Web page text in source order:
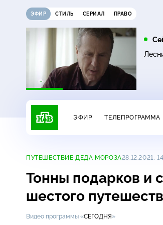
ЭФИР СТИЛЬ СЕРИАЛ ПРАВО
Темная лошадка16+
01:45
ЭФИР ТЕЛЕПРОГРАММА
ПУТЕШЕСТВИЕ ДЕДА МОРОЗА28.12.2021,
Тонны подарков и
шестого
Видео программы «СЕГОДНЯ»